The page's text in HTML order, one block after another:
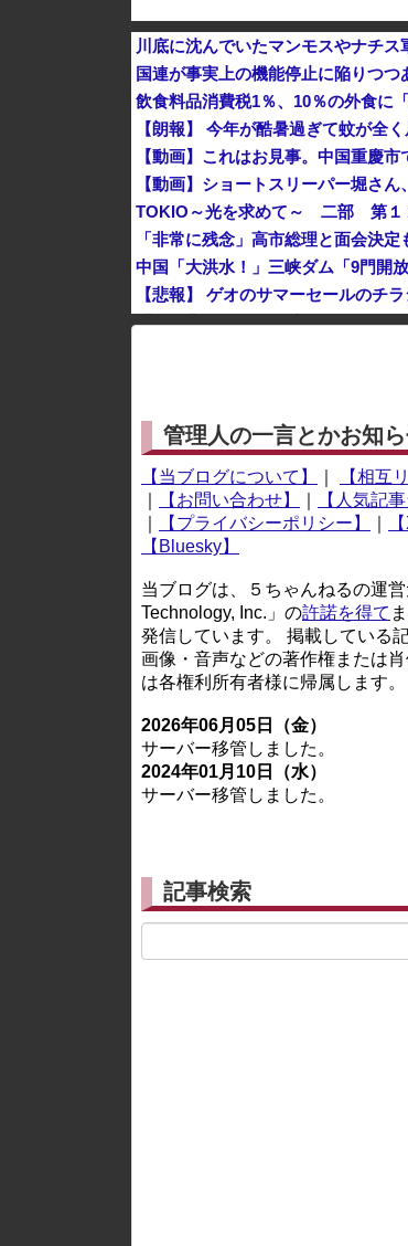
川底に沈んでいたマンモスやナチ
国連が事実上の機能停止に陥りつ
飲食料品消費税1％、10％の外食
【朗報】 今年が酷暑過ぎて蚊が全
【動画】これはお見事。中国重慶市
【動画】ショートスリーパー堀さ
TOKIO～光を求めて～ 二部 第１
「非常に残念」高市総理と面会決
【悲報】 ゲオのサマーセールのチ
【BBC】 AI使い全く新しいウイル
※アドブロック等の広告非表示プラグイ
管理人の一言とかお知
【当ブログについて】
【相互
【お問い合わせ】
【人気記
【プライバシーポリシー】
【Bluesky】
当ブログは、５ちゃんねるの運
Technology, Inc.」の許諾を得て
発信しています。 掲載している
画像・音声などの著作権または
は各権利所有者様に帰属します。
2026年06月05日（金）
サーバー移管しました。
2024年01月10日（水）
サーバー移管しました。
記事検索